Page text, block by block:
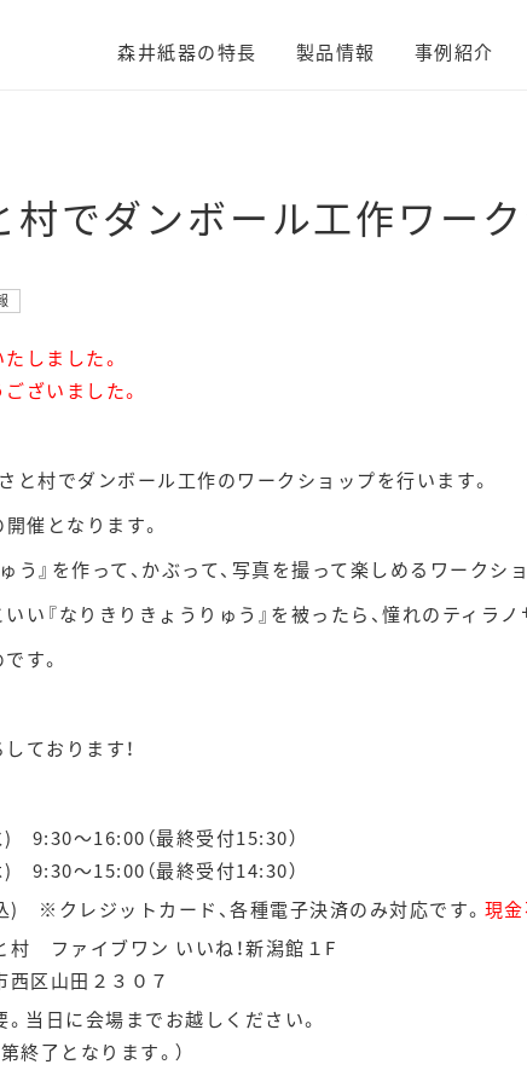
森井紙器の特長 製品情報 事例紹介
村でダンボール工作ワー
しました。
ざいました。
と村でダンボール工作のワークショップを行います。
催となります。
う』を作って、かぶって、写真を撮って楽しめるワークシ
い『なりきりきょうりゅう』を被ったら、憧れのティラ
す。
ております！
～16:00（最終受付15:30）
15:00（最終受付14:30）
レジットカード、各種電子決済のみ対応です。 現金
ァイブワン いいね！新潟館１F
山田２３０７
当日に会場までお越しください。
となります。）